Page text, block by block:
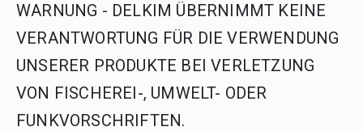
WARNUNG - DELKIM ÜBERNIMMT KEINE
VERANTWORTUNG FÜR DIE VERWENDUNG
UNSERER PRODUKTE BEI VERLETZUNG
VON FISCHEREI-, UMWELT- ODER
FUNKVORSCHRIFTEN.